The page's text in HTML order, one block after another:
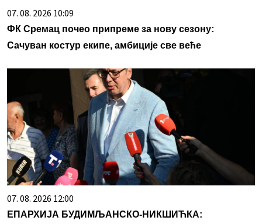
07. 08. 2026 10:09
ФК Сремац почео припреме за нову сезону:
Сачуван костур екипе, амбиције све веће
07. 08. 2026 12:00
ЕПАРХИЈА БУДИМЉАНСКО-НИКШИЋКА: